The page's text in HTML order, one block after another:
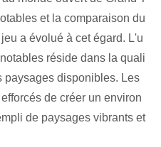
et la comparaison du
a évolué à cet égard. L'u
réside dans la quali
paysages disponibles. Les
de créer un environ
de paysages vibrants et